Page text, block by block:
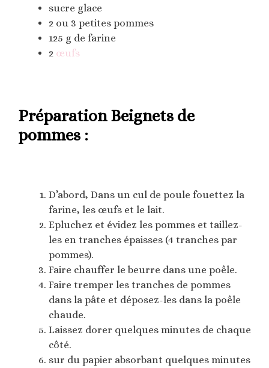
sucre glace
2 ou 3 petites pommes
125 g de farine
2 œufs
Préparation Beignets de
pommes :
D’abord, Dans un cul de poule fouettez la
farine, les œufs et le lait.
Epluchez et évidez les pommes et taillez-
les en tranches épaisses (4 tranches par
pommes).
Faire chauffer le beurre dans une poêle.
Faire tremper les tranches de pommes
dans la pâte et déposez-les dans la poêle
chaude.
Laissez dorer quelques minutes de chaque
côté.
sur du papier absorbant quelques minutes